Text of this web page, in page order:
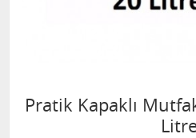
Pratik Kapaklı